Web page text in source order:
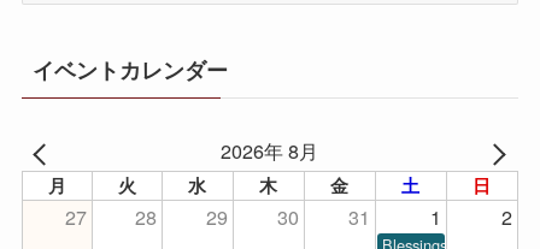
イベントカレンダー
2026年 8月
月 火 水 木 金 土 日
27 28 29 30 31 1 2